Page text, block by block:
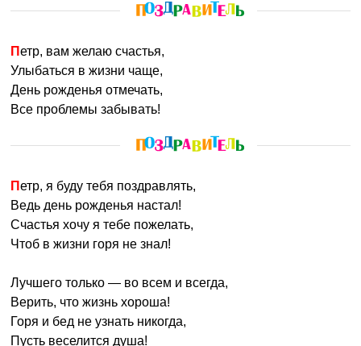
Петр, вам желаю счастья,
Улыбаться в жизни чаще,
День рожденья отмечать,
Все проблемы забывать!
Петр, я буду тебя поздравлять,
Ведь день рожденья настал!
Счастья хочу я тебе пожелать,
Чтоб в жизни горя не знал!
Лучшего только — во всем и всегда,
Верить, что жизнь хороша!
Горя и бед не узнать никогда,
Пусть веселится душа!